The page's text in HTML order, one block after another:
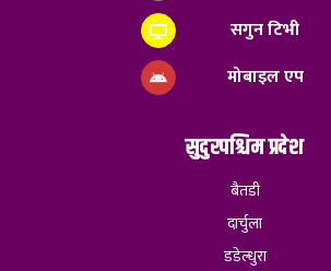
सगुन टिभी
मोबाइल एप
सुदुरपश्चिम प्रदेश
बैतडी
दार्चुला
डडेल्धुरा